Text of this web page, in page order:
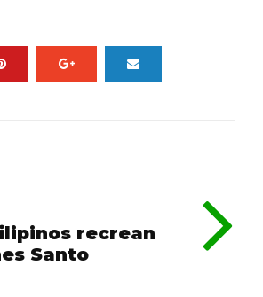
recrean
Santo